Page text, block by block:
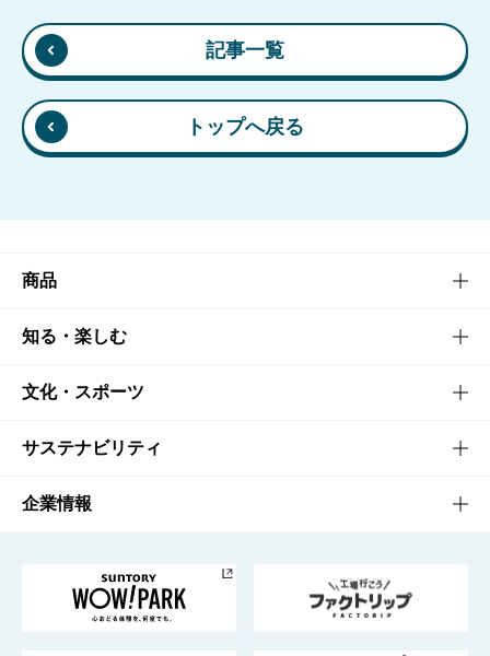
記事一覧
トップへ戻る
商品
商品TOP
商品一覧
商品発売情報
栄養成分一覧
知る・楽しむ
知る・楽しむTOP
キャンペーン
工場見学
地域情報
文化・スポーツ
文化・スポーツTOP
サントリーホール
サントリーサンバーズ大阪
サステナビリティ
サステナビリティTOP
サントリーが考えるサステナビリティ経営
企業情報
企業概要